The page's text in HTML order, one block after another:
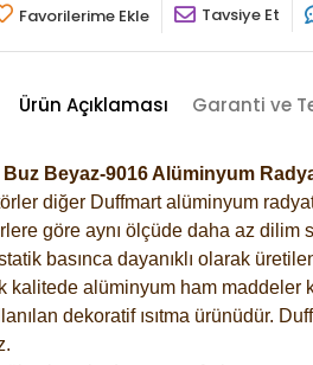
Favorilerime Ekle Tavsiye Et
Ürün Açıklaması Garanti ve
Beyaz-9016 Alüminyum
diğer Duffmart alüminyum
göre aynı ölçüde daha az dilim
basınca dayanıklı olarak
kalitede alüminyum ham
dekoratif ısıtma ürünüdür.